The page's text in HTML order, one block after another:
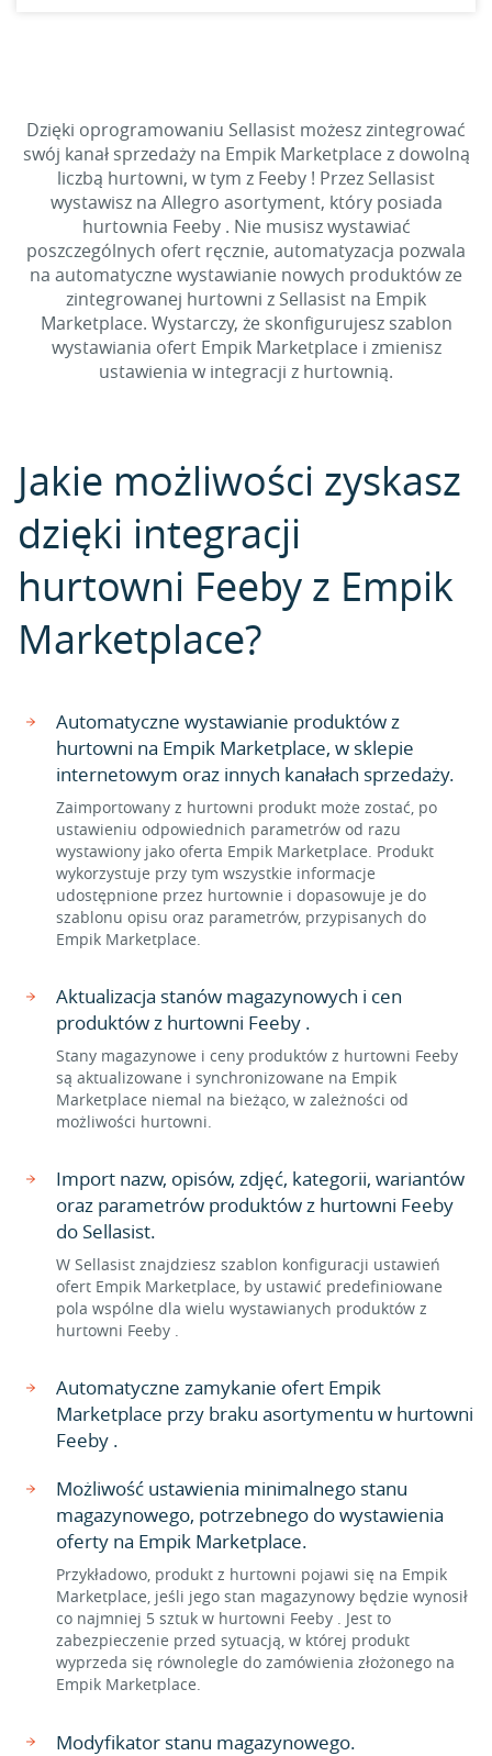
Dzięki oprogramowaniu Sellasist możesz zintegrować
swój kanał sprzedaży na Empik Marketplace z dowolną
liczbą hurtowni, w tym z Feeby ! Przez Sellasist
wystawisz na Allegro asortyment, który posiada
hurtownia Feeby . Nie musisz wystawiać
poszczególnych ofert ręcznie, automatyzacja pozwala
na automatyczne wystawianie nowych produktów ze
zintegrowanej hurtowni z Sellasist na Empik
Marketplace. Wystarczy, że skonfigurujesz szablon
wystawiania ofert Empik Marketplace i zmienisz
ustawienia w integracji z hurtownią.
Jakie możliwości zyskasz
dzięki integracji
hurtowni Feeby z Empik
Marketplace?
Automatyczne wystawianie produktów z
hurtowni na Empik Marketplace, w sklepie
internetowym oraz innych kanałach sprzedaży.
Zaimportowany z hurtowni produkt może zostać, po
ustawieniu odpowiednich parametrów od razu
wystawiony jako oferta Empik Marketplace. Produkt
wykorzystuje przy tym wszystkie informacje
udostępnione przez hurtownie i dopasowuje je do
szablonu opisu oraz parametrów, przypisanych do
Empik Marketplace.
Aktualizacja stanów magazynowych i cen
produktów z hurtowni Feeby .
Stany magazynowe i ceny produktów z hurtowni Feeby
są aktualizowane i synchronizowane na Empik
Marketplace niemal na bieżąco, w zależności od
możliwości hurtowni.
Import nazw, opisów, zdjęć, kategorii, wariantów
oraz parametrów produktów z hurtowni Feeby
do Sellasist.
W Sellasist znajdziesz szablon konfiguracji ustawień
ofert Empik Marketplace, by ustawić predefiniowane
pola wspólne dla wielu wystawianych produktów z
hurtowni Feeby .
Automatyczne zamykanie ofert Empik
Marketplace przy braku asortymentu w hurtowni
Feeby .
Możliwość ustawienia minimalnego stanu
magazynowego, potrzebnego do wystawienia
oferty na Empik Marketplace.
Przykładowo, produkt z hurtowni pojawi się na Empik
Marketplace, jeśli jego stan magazynowy będzie wynosił
co najmniej 5 sztuk w hurtowni Feeby . Jest to
zabezpieczenie przed sytuacją, w której produkt
wyprzeda się równolegle do zamówienia złożonego na
Empik Marketplace.
Modyfikator stanu magazynowego.